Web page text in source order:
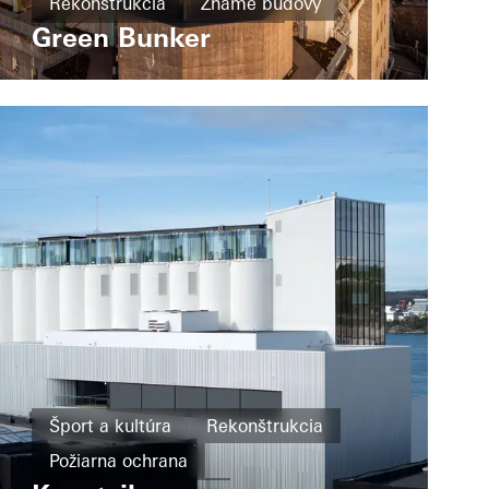
Okná
Dvere
Fasády
Germany
Green Bunker
Šport a kultúra
Rekonštrukcia
Požiarna ochrana